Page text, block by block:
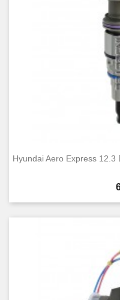
Hyundai Aero Express 12.3